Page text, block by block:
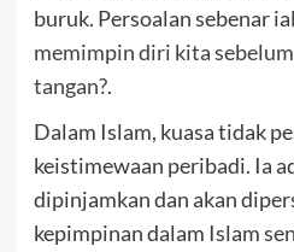
buruk. Persoalan sebenar
memimpin diri kita
tangan?.
Dalam Islam, kuasa tidak
keistimewaan peribadi. Ia
dipinjamkan dan akan
kepimpinan dalam Islam